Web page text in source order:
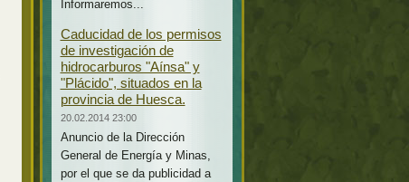
Informaremos...
Caducidad de los permisos
de investigación de
hidrocarburos "Aínsa" y
"Plácido", situados en la
provincia de Huesca.
20.02.2014 23:00
Anuncio de la Dirección
General de Energía y Minas,
por el que se da publicidad a